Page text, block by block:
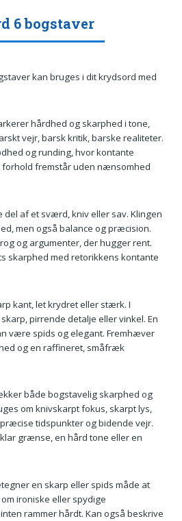
6 bogstaver
kan bruges i dit krydsord med
hårdhed og skarphed i tone,
vejr, barsk kritik, barske realiteter.
og runding, hvor kontante
fremstår uden nænsomhed
del af et sværd, kniv eller sav. Klingen
men også balance og præcision.
og argumenter, der hugger rent.
skarphed med retorikkens kontante
kant, let krydret eller stærk. I
pirrende detalje eller vinkel. En
være spids og elegant. Fremhæver
og en raffineret, småfræk
både bogstavelig skarphed og
om knivskarpt fokus, skarpt lys,
tidspunkter og bidende vejr.
grænse, en hård tone eller en
en skarp eller spids måde at
ironiske eller spydige
rammer hårdt. Kan også beskrive